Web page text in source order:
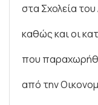
στα Σχολεία
καθώς και οι
που
από την